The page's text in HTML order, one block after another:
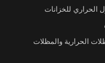
الحراري للخزانات
الحرارية والمظلات